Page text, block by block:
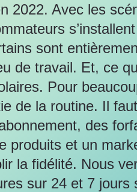
2022. Avec les
sont
de travail. Et, ce
Pour
de la routine. Il
des
produits et un
la fidélité. Nous
sur 24 et 7 jours